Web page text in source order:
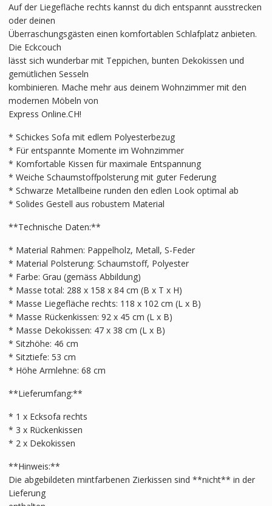
Auf der Liegefläche rechts kannst du dich entspannt ausstrecken
oder deinen
Überraschungsgästen einen komfortablen Schlafplatz anbieten.
Die Eckcouch
lässt sich wunderbar mit Teppichen, bunten Dekokissen und
gemütlichen Sesseln
kombinieren. Mache mehr aus deinem Wohnzimmer mit den
modernen Möbeln von
Express Online.CH!
* Schickes Sofa mit edlem Polyesterbezug
* Für entspannte Momente im Wohnzimmer
* Komfortable Kissen für maximale Entspannung
* Weiche Schaumstoffpolsterung mit guter Federung
* Schwarze Metallbeine runden den edlen Look optimal ab
* Solides Gestell aus robustem Material
**Technische Daten:**
* Material Rahmen: Pappelholz, Metall, S-Feder
* Material Polsterung: Schaumstoff, Polyester
* Farbe: Grau (gemäss Abbildung)
* Masse total: 288 x 158 x 84 cm (B x T x H)
* Masse Liegefläche rechts: 118 x 102 cm (L x B)
* Masse Rückenkissen: 92 x 45 cm (L x B)
* Masse Dekokissen: 47 x 38 cm (L x B)
* Sitzhöhe: 46 cm
* Sitztiefe: 53 cm
* Höhe Armlehne: 68 cm
**Lieferumfang:**
* 1 x Ecksofa rechts
* 3 x Rückenkissen
* 2 x Dekokissen
**Hinweis:**
Die abgebildeten mintfarbenen Zierkissen sind **nicht** in der
Lieferung